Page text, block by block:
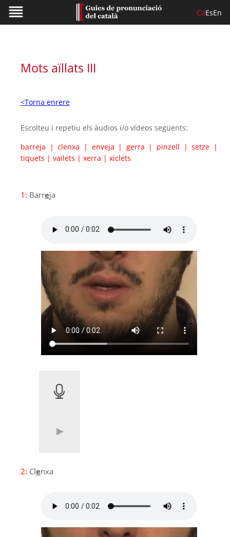
CaEsEn
Mots aïllats III
<Torna enrere
Escolteu i repetiu els àudios i/o vídeos següents:
barreja
|clenxa | enveja | gerra | pinzell |setze |
tiquets | vailets | xerra | xiclets
1: Barreja
2: Clenxa